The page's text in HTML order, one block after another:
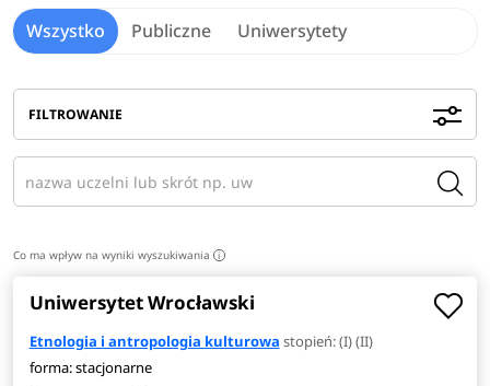
oświatowych, muzeach, mediach czy instytucjach
turystycznych. Osoby z tym wykształceniem odnajdują się
Zobaczpełen opis kierunku
Wszystko Publiczne Uniwersytety
FILTROWANIE
Co ma wpływ na wyniki wyszukiwania i
Uniwersytet Wrocławski
Etnologia i antropologia kulturowa stopień: (I) (II)
forma: stacjonarne